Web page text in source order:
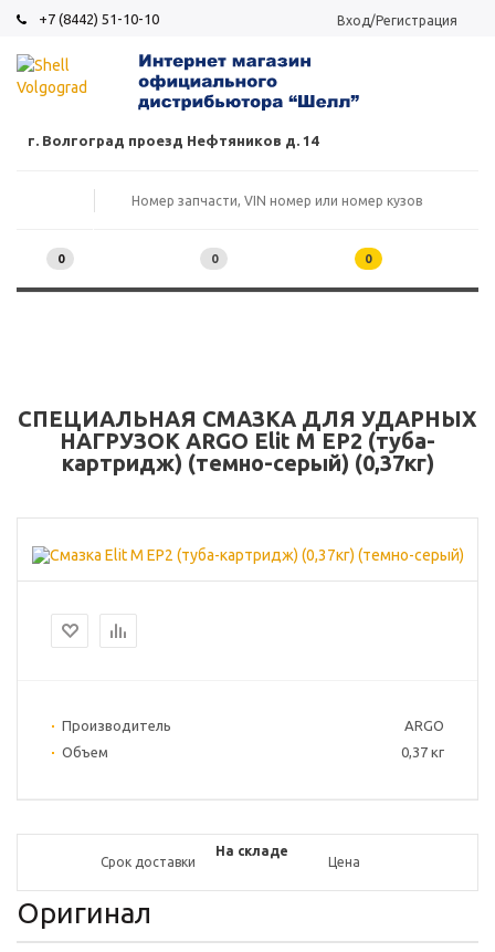
+7 (8442) 51-10-10 Вход/Регистрация
г. Волгоград проезд Нефтяников д. 14
0 0 0
СПЕЦИАЛЬНАЯ СМАЗКА ДЛЯ УДАРНЫХ
НАГРУЗОК ARGO Elit M EP2 (туба-
картридж) (темно-серый) (0,37кг)
Производитель
ARGO
Объем
0,37 кг
Срок доставки
На складе
Цена
Оригинал